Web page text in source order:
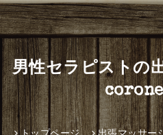
男性セラピストの